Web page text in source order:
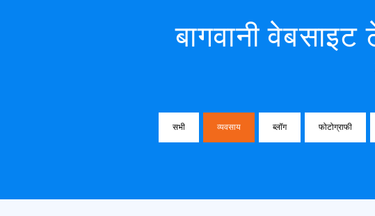
बागवानी
सभी व्यवसाय ब्लॉग फोटोग्राफी